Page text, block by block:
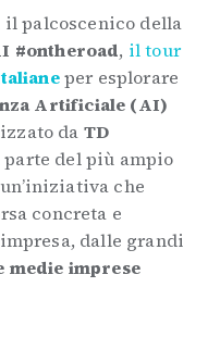
il palcoscenico della
#ontheroad, il tour
per esplorare
Artificiale (AI)
da TD
parte del più ampio
che
concreta e
dalle grandi
medie imprese